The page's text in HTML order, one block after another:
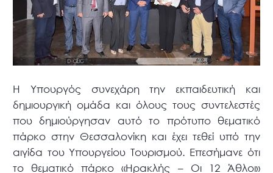
Η Υπουργός συνεχάρη την εκπαιδευτική και
δημιουργική ομάδα και όλους τους συντελεστές
που δημιούργησαν αυτό το πρότυπο θεματικό
πάρκο στην Θεσσαλονίκη και έχει τεθεί υπό την
αιγίδα του Υπουργείου Τουρισμού. Επεσήμανε ότι
το θεματικό πάρκο «Ηρακλής – Οι 12 Άθλοι»